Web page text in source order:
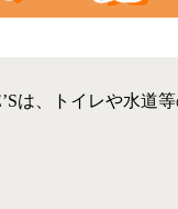
は、トイレや水道